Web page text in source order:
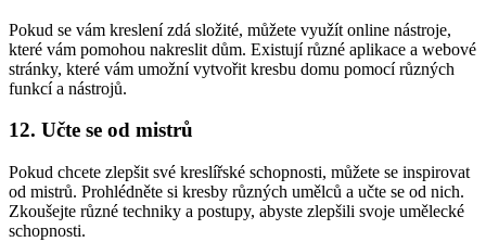
Pokud se vám kreslení zdá složité, můžete využít online nástroje,
které vám pomohou nakreslit dům. Existují různé aplikace a webové
stránky, které vám umožní vytvořit kresbu domu pomocí různých
funkcí a nástrojů.
12. Učte se od mistrů
Pokud chcete zlepšit své kreslířské schopnosti, můžete se inspirovat
od mistrů. Prohlédněte si kresby různých umělců a učte se od nich.
Zkoušejte různé techniky a postupy, abyste zlepšili svoje umělecké
schopnosti.